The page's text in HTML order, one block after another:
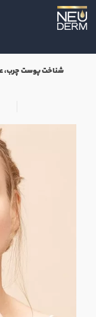
شناخت پوست چرب،